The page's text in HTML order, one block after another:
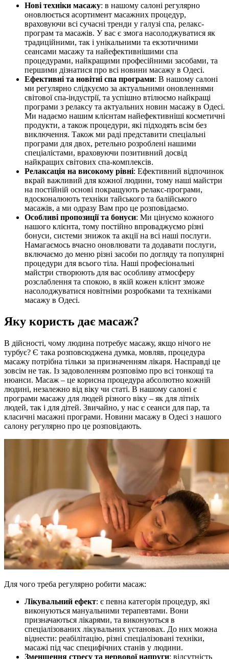
Нові техніки масажу: в нашому салоні регулярно
оновлюється асортимент масажних процедур,
враховуючи всі сучасні тренди у галузі спа, релакс-
програм та масажів. У вас є змога насолоджуватися як
традиційними, так і унікальними та екзотичними
сеансами масажу та найефективнішими спа
процедурами, найкращими професійними засобами, та
першими дізнатися про всі новини масажу в Одесі.
Ефективні та новітні спа програми: В нашому салоні
ми регулярно слідкуємо за актуальними оновленнями
світової спа-індустрії, та успішно втілюємо найкращі
програми з релаксу та актуальних новин масажу в Одесі.
Ми надаємо нашим клієнтам найефективніші косметичні
продукти, а також процедури, які підходять всім без
виключення. Також ми раді представити спеціальні
програми для двох, ретельно розроблені нашими
спеціалістами, враховуючи позитивний досвід
найкращих світових спа-комплексів.
Релаксація на високому рівні: Ефективний відпочинок
вкрай важливий для кожної людини, тому наші майстри
на постійній основі покращують релакс-програми,
вдосконалюють техніки тайського та балійського
масажів, а ми одразу Вам про це розповідаємо.
Особливі пропозиції та бонуси: Ми цінуємо кожного
нашого клієнта, тому постійно впроваджуємо різні
бонуси, системи знижок та акції на всі наші послуги.
Намагаємось вчасно оновлювати та додавати послуги,
включаємо до меню різні засоби по догляду та популярні
процедури для всього тіла. Наші професіональні
майстри створюють для вас особливу атмосферу
розслаблення та спокою, в якій кожен клієнт зможе
насолоджуватися новітніми розробками та техніками
масажу в Одесі.
Яку користь дає масаж?
В дійсності, чому людина потребує масажу, якщо нічого не
турбує? Є така розповсюджена думка, мовляв, процедура
масажу потрібна тільки за призначенням лікаря. Насправді це
зовсім не так. Із задоволенням розповімо про всі тонкощі та
нюанси. Масаж – це корисна процедура абсолютно кожній
людині, незалежно від віку чи статі. В нашому салоні є
програми масажу для людей різного віку – як для літніх
людей, так і для дітей. Звичайно, у нас є сеанси для пар, та
класичні масажні програми. Новини масажу в Одесі з нашого
салону регулярно про це розповідають.
Для чого треба регулярно робити масаж:
Лікувальний ефект: є певна категорія процедур, які
виконуються мануальними терапевтами. Вони
призначаються лікарями, та виконуються в
спеціалізованих лікувальних установах. До них можна
віднести: реабілітацію, різні спеціалізовані техніки,
масажі під час специфічних станів у людини.
Зменшення стресу та нервової напруги: відсутність